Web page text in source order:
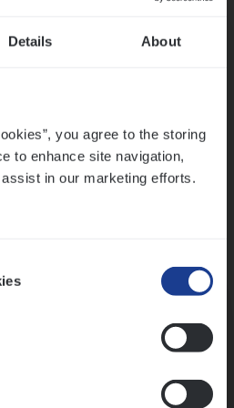
Details About
you agree to the storing
to enhance site navigation,
in our marketing efforts.